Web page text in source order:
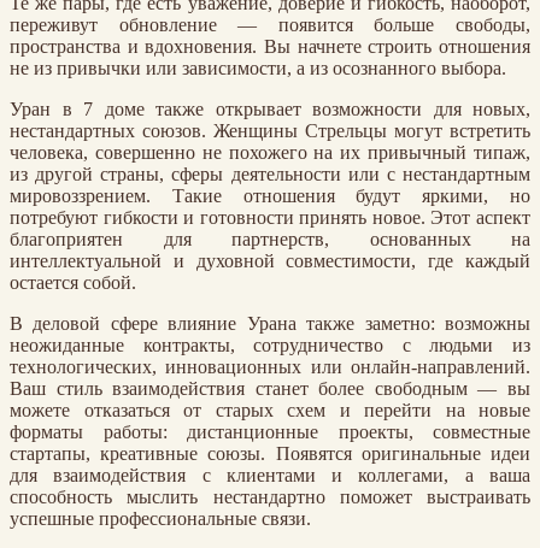
переживут обновление — появится больше свободы,
пространства и вдохновения. Вы начнете строить отношения
не из привычки или зависимости, а из осознанного выбора.
Уран в 7 доме также открывает возможности для новых,
нестандартных союзов. Женщины Стрельцы могут встретить
человека, совершенно не похожего на их привычный типаж,
из другой страны, сферы деятельности или с нестандартным
мировоззрением. Такие отношения будут яркими, но
потребуют гибкости и готовности принять новое. Этот аспект
благоприятен для партнерств, основанных на
интеллектуальной и духовной совместимости, где каждый
остается собой.
В деловой сфере влияние Урана также заметно: возможны
неожиданные контракты, сотрудничество с людьми из
технологических, инновационных или онлайн-направлений.
Ваш стиль взаимодействия станет более свободным — вы
можете отказаться от старых схем и перейти на новые
форматы работы: дистанционные проекты, совместные
стартапы, креативные союзы. Появятся оригинальные идеи
для взаимодействия с клиентами и коллегами, а ваша
способность мыслить нестандартно поможет выстраивать
успешные профессиональные связи.